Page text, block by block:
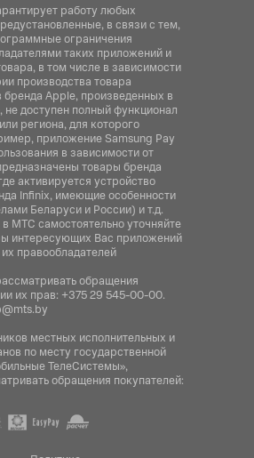
работу любых
в связи с тем,
ограничения
таких приложений и
в том числе в зависимости
производства товара
Apple, произведенных в
не доступен полный функционал
региона, для которого
приложение Samsung Pay
в зависимости от
товары бренда
активируется устройство
Infiniх, имеющие особенности
Беларуси и России) и т.д.
МТС самостоятельно уточняйте
интересующих Вас приложений
правообладателей
обращения
их прав: +375 29 545-00-00.
местных исполнительных и
по месту государственной
ТелеСистемы»,
обращения покупателей: